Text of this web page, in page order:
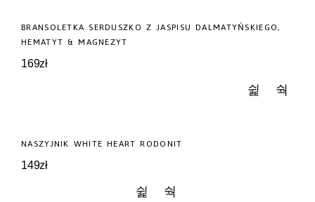
NOWOŚĆ
BRANSOLETKA SERDUSZKO Z JASPISU DALMATYŃSKIEGO,
HEMATYT & MAGNEZYT
169zł
NOWOŚĆ
NASZYJNIK WHITE HEART RODONIT
149zł